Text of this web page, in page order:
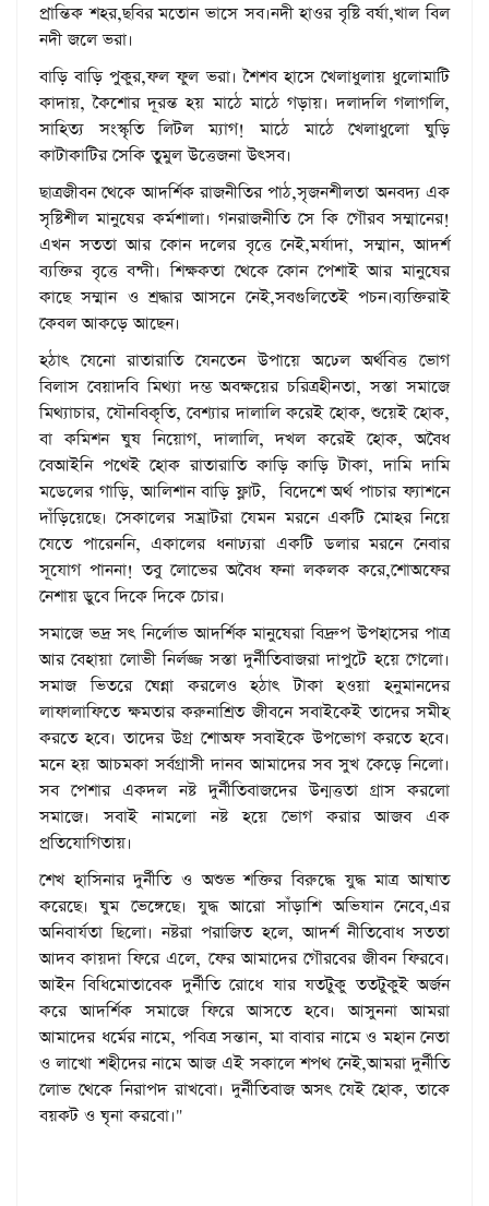
প্রান্তিক শহর,ছবির মতোন ভাসে সব।নদী হাওর বৃষ্টি বর্ষা,খাল বিল
নদী জলে ভরা।
বাড়ি বাড়ি পুকুর,ফল ফুল ভরা। শৈশব হাসে খেলাধুলায় ধুলোমাটি
কাদায়, কৈশোর দূরন্ত হয় মাঠে মাঠে গড়ায়। দলাদলি গলাগলি,
সাহিত্য সংস্কৃতি লিটল ম্যাগ! মাঠে মাঠে খেলাধুলো ঘুড়ি
কাটাকাটির সেকি তুমুল উত্তেজনা উৎসব।
ছাত্রজীবন থেকে আদর্শিক রাজনীতির পাঠ,সৃজনশীলতা অনবদ্য এক
সৃষ্টিশীল মানুষের কর্মশালা। গনরাজনীতি সে কি গৌরব সম্মানের!
এখন সততা আর কোন দলের বৃত্তে নেই,মর্যাদা, সম্মান, আদর্শ
ব্যক্তির বৃত্তে বন্দী। শিক্ষকতা থেকে কোন পেশাই আর মানুষের
কাছে সম্মান ও শ্রদ্ধার আসনে নেই,সবগুলিতেই পচন।ব্যক্তিরাই
কেবল আকড়ে আছেন।
হঠাৎ যেনো রাতারাতি যেনতেন উপায়ে অঢেল অর্থবিত্ত ভোগ
বিলাস বেয়াদবি মিথ্যা দম্ভ অবক্ষয়ের চরিত্রহীনতা, সস্তা সমাজে
মিথ্যাচার, যৌনবিকৃতি, বেশ্যার দালালি করেই হোক, শুয়েই হোক,
বা কমিশন ঘুষ নিয়োগ, দালালি, দখল করেই হোক, অবৈধ
বেআইনি পথেই হোক রাতারাতি কাড়ি কাড়ি টাকা, দামি দামি
মডেলের গাড়ি, আলিশান বাড়ি ফ্লাট, বিদেশে অর্থ পাচার ফ্যাশনে
দাঁড়িয়েছে। সেকালের সম্রাটরা যেমন মরনে একটি মোহর নিয়ে
যেতে পারেননি, একালের ধনাঢ্যরা একটি ডলার মরনে নেবার
সূযোগ পাননা! তবু লোভের অবৈধ ফনা লকলক করে,শোঅফের
নেশায় ডুবে দিকে দিকে চোর।
সমাজে ভদ্র সৎ নির্লোভ আদর্শিক মানুষেরা বিদ্রুপ উপহাসের পাত্র
আর বেহায়া লোভী নির্লজ্জ সস্তা দুর্নীতিবাজরা দাপুটে হয়ে গেলো।
সমাজ ভিতরে ঘেন্না করলেও হঠাৎ টাকা হওয়া হনুমানদের
লাফালাফিতে ক্ষমতার করুনাশ্রিত জীবনে সবাইকেই তাদের সমীহ
করতে হবে। তাদের উগ্র শোঅফ সবাইকে উপভোগ করতে হবে।
মনে হয় আচমকা সর্বগ্রাসী দানব আমাদের সব সুখ কেড়ে নিলো।
সব পেশার একদল নষ্ট দুর্নীতিবাজদের উন্মত্ততা গ্রাস করলো
সমাজে। সবাই নামলো নষ্ট হয়ে ভোগ করার আজব এক
প্রতিযোগিতায়।
শেখ হাসিনার দুর্নীতি ও অশুভ শক্তির বিরুদ্ধে যুদ্ধ মাত্র আঘাত
করেছে। ঘুম ভেঙ্গেছে। যুদ্ধ আরো সাঁড়াশি অভিযান নেবে,এর
অনিবার্যতা ছিলো। নষ্টরা পরাজিত হলে, আদর্শ নীতিবোধ সততা
আদব কায়দা ফিরে এলে, ফের আমাদের গৌরবের জীবন ফিরবে।
আইন বিধিমোতাবেক দুর্নীতি রোধে যার যতটুকু ততটুকুই অর্জন
করে আদর্শিক সমাজে ফিরে আসতে হবে। আসুননা আমরা
আমাদের ধর্মের নামে, পবিত্র সন্তান, মা বাবার নামে ও মহান নেতা
ও লাখো শহীদের নামে আজ এই সকালে শপথ নেই,আমরা দুর্নীতি
লোভ থেকে নিরাপদ রাখবো। দুর্নীতিবাজ অসৎ যেই হোক, তাকে
বয়কট ও ঘৃনা করবো।"